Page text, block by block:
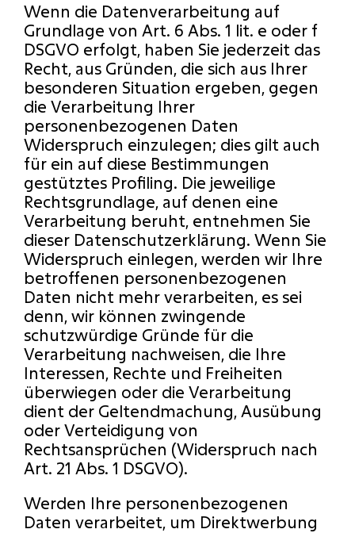
Wenn die Datenverarbeitung auf
Grundlage von Art. 6 Abs. 1 lit. e oder f
DSGVO erfolgt, haben Sie jederzeit das
Recht, aus Gründen, die sich aus Ihrer
besonderen Situation ergeben, gegen
die Verarbeitung Ihrer
personenbezogenen Daten
Widerspruch einzulegen; dies gilt auch
für ein auf diese Bestimmungen
gestütztes Profiling. Die jeweilige
Rechtsgrundlage, auf denen eine
Verarbeitung beruht, entnehmen Sie
dieser Datenschutzerklärung. Wenn Sie
Widerspruch einlegen, werden wir Ihre
betroffenen personenbezogenen
Daten nicht mehr verarbeiten, es sei
denn, wir können zwingende
schutzwürdige Gründe für die
Verarbeitung nachweisen, die Ihre
Interessen, Rechte und Freiheiten
überwiegen oder die Verarbeitung
dient der Geltendmachung, Ausübung
oder Verteidigung von
Rechtsansprüchen (Widerspruch nach
Art. 21 Abs. 1 DSGVO).
Werden Ihre personenbezogenen
Daten verarbeitet, um Direktwerbung